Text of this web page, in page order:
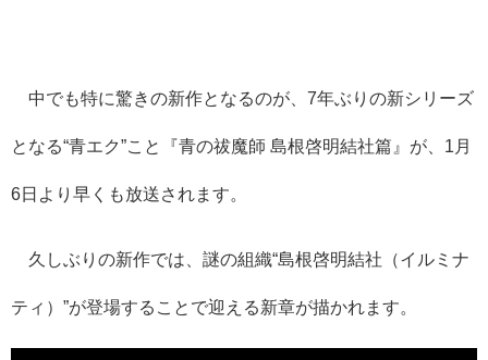
中でも特に驚きの新作となるのが、7年ぶりの新シリーズ
となる“青エク”こと『青の祓魔師 島根啓明結社篇』が、1月
6日より早くも放送されます。
久しぶりの新作では、謎の組織“島根啓明結社（イルミナ
ティ）”が登場することで迎える新章が描かれます。